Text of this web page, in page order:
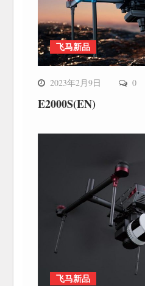
飞马新品
2023年2月9日 0
E2000S(EN)
飞马新品